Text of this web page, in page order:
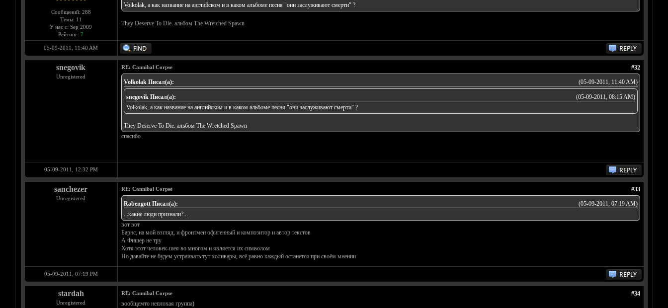
Сообщений: 288
Темы: 11
У нас с: Sep 2009
Рейтинг: 7
Volkolak, а как название на английском и в каком альбоме песня "они заслуживают смерти" ?
They Deserve To Die. альбом The Wretched Spawn
05-09-2011, 11:40 AM
snegovik
Unregistered
#32
RE: Cannibal Corpse
(05-09-2011, 11:40 AM)
Volkolak Писал(а):
(05-09-2011, 08:15 AM)
snegovik Писал(а):
Volkolak, а как название на английском и в каком альбоме песня "они заслуживают смерти" ?
They Deserve To Die. альбом The Wretched Spawn
спасибо
05-09-2011, 12:32 PM
sanchezer
Unregistered
#33
RE: Cannibal Corpse
(05-09-2011, 07:19 AM)
Rabengott Писал(а):
...какие люди признали?...
вот вот
Барнс, на мой взгляд, и фронтмен офигенный и композитор и автор текстов
А Фишер не тру
Хотя этот человек-шея во многом и является их символом
Но давайте не будем устраивать тут холивары, всё равно каждый останется при своём мнении
05-09-2011, 07:19 PM
stardah
Unregistered
#34
RE: Cannibal Corpse
вообщемто неплохая группа)